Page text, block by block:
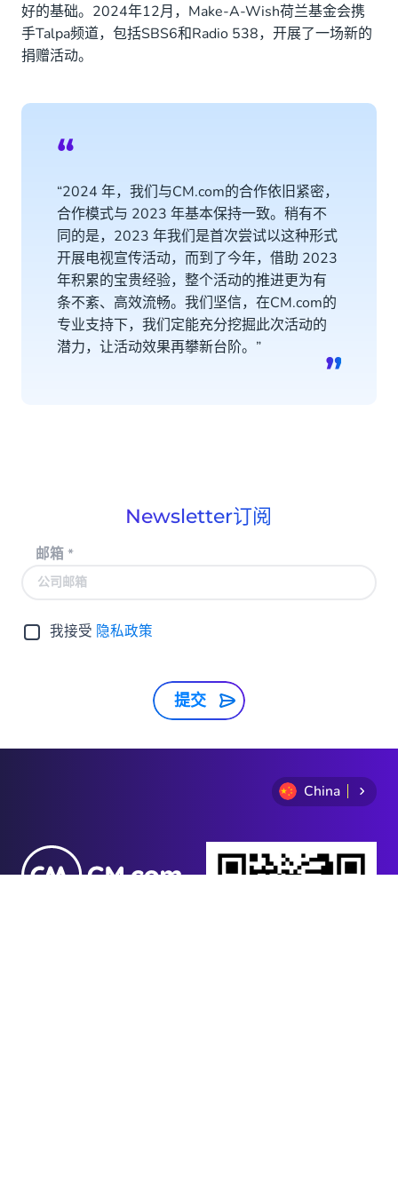
好的基础。2024年12月，Make-A-Wish荷兰基金会携
手Talpa频道，包括SBS6和Radio 538，开展了一场新的
捐赠活动。
“2024 年，我们与CM.com的合作依旧紧密，
合作模式与 2023 年基本保持一致。稍有不
同的是，2023 年我们是首次尝试以这种形式
开展电视宣传活动，而到了今年，借助 2023
年积累的宝贵经验，整个活动的推进更为有
条不紊、高效流畅。我们坚信，在CM.com的
专业支持下，我们定能充分挖掘此次活动的
潜力，让活动效果再攀新台阶。”
Newsletter订阅
邮箱*
我接受 隐私政策
提交
China